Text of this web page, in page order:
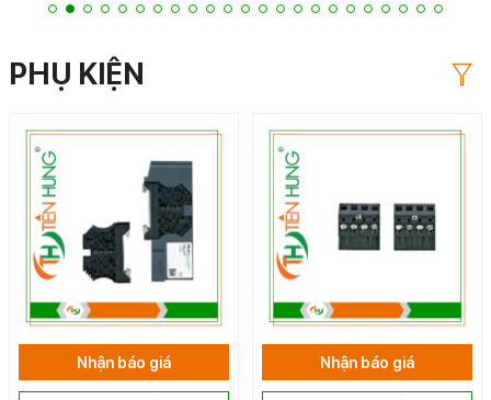
PHỤ KIỆN
Nhận báo giá Nhận báo giá